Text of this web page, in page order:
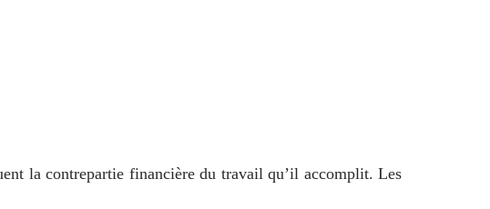
la contrepartie financière du travail qu’il accomplit. Les